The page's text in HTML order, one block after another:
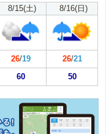
8/15(土) 8/16(日)
26/19 26/21
60 50